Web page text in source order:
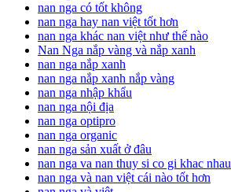
nan nga có tốt không
nan nga hay nan việt tốt hơn
nan nga khác nan việt như thế nào
Nan Nga nắp vàng và nắp xanh
nan nga nắp xanh
nan nga nắp xanh nắp vàng
nan nga nhập khẩu
nan nga nội địa
nan nga optipro
nan nga organic
nan nga sản xuất ở đâu
nan nga va nan thuy si co gi khac nhau
nan nga và nan việt cái nào tốt hơn